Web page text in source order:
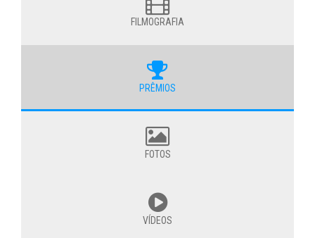
FILMOGRAFIA
PRÊMIOS
FOTOS
VÍDEOS